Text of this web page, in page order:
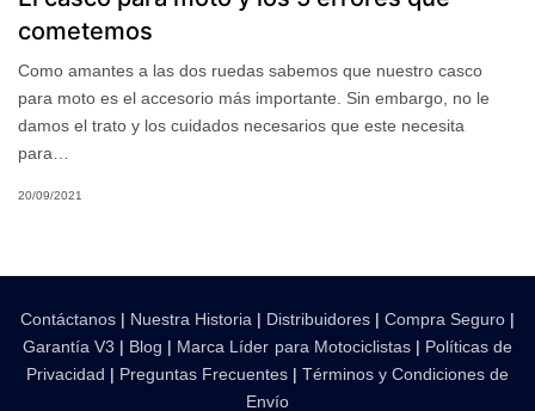
cometemos
Como amantes a las dos ruedas sabemos que nuestro casco
para moto es el accesorio más importante. Sin embargo, no le
damos el trato y los cuidados necesarios que este necesita
para…
20/09/2021
Contáctanos| Nuestra Historia| Distribuidores |Compra Seguro |
Garantía V3 | Blog | Marca Líder para Motociclistas| Políticas de
Privacidad | Preguntas Frecuentes|Términos y Condiciones de
Envío